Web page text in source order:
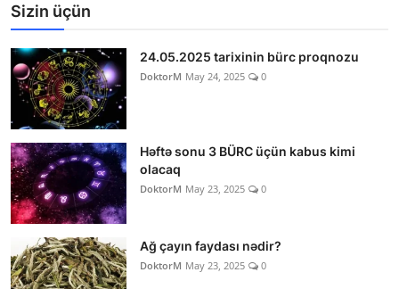
Sizin üçün
24.05.2025 tarixinin bürc proqnozu
DoktorM May 24, 2025 0
Həftə sonu 3 BÜRC üçün kabus kimi
olacaq
DoktorM May 23, 2025 0
Ağ çayın faydası nədir?
DoktorM May 23, 2025 0